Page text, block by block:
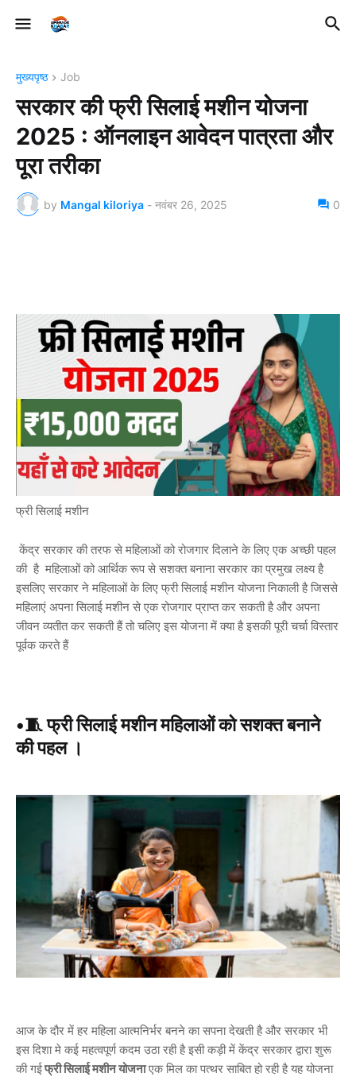
मुख्यपृष्ठ Job
सरकार की फ्री सिलाई मशीन योजना
2025 : ऑनलाइन आवेदन पात्रता और
पूरा तरीका
by Mangal kiloriya - नवंबर 26, 2025 0
फ्री सिलाई मशीन
केंद्र सरकार की तरफ से महिलाओं को रोजगार दिलाने के लिए एक अच्छी पहल
की है महिलाओं को आर्थिक रूप से सशक्त बनाना सरकार का प्रमुख लक्ष्य है
इसलिए सरकार ने महिलाओं के लिए फ्री सिलाई मशीन योजना निकाली है जिससे
महिलाएं अपना सिलाई मशीन से एक रोजगार प्राप्त कर सकती है और अपना
जीवन व्यतीत कर सकती हैं तो चलिए इस योजना में क्या है इसकी पूरी चर्चा विस्तार
पूर्वक करते हैं
•🧵 फ्री सिलाई मशीन महिलाओं को सशक्त बनाने
की पहल ।
आज के दौर में हर महिला आत्मनिर्भर बनने का सपना देखती है और सरकार भी
इस दिशा मे कई महत्वपूर्ण कदम उठा रही है इसी कड़ी में केंद्र सरकार द्वारा शुरू
की गईफ्री सिलाई मशीन योजनाएक मिल का पत्थर साबित हो रही है यह योजना